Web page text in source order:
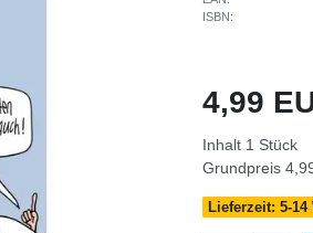
ISBN:
4,99
Inhalt 1 Stück
Grundpreis
Lieferzeit: 5-14